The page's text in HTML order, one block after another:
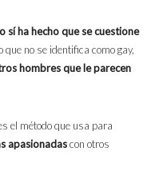
sí ha hecho que se cuestione
que no se identifica como gay,
hombres que le parecen
el método que usa para
apasionadascon otros